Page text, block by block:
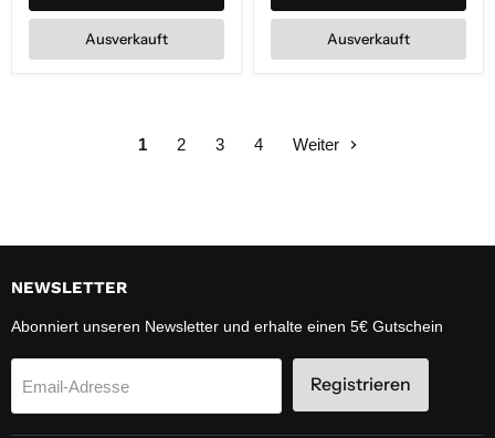
Ausverkauft
(DP07)
Ausverkauft
1 2 3 4 Weiter
NEWSLETTER
Abonniert unseren Newsletter und erhalte einen 5€ Gutschein
Email-Adresse Registrieren